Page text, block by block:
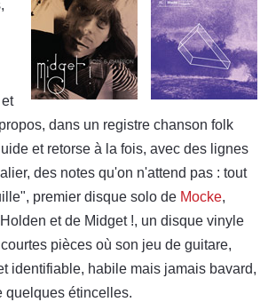
dans un registre chanson folk
et retorse à la fois, avec des lignes
des notes qu'on n'attend pas : tout
premier disque solo de Mocke,
et de Midget !, un disque vinyle
pièces où son jeu de guitare,
identifiable, habile mais jamais bavard,
quelques étincelles.